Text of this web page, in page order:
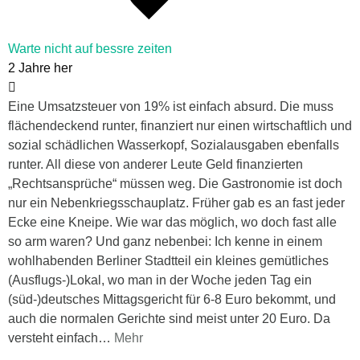
Warte nicht auf bessre zeiten
2 Jahre her
Eine Umsatzsteuer von 19% ist einfach absurd. Die muss
flächendeckend runter, finanziert nur einen wirtschaftlich und
sozial schädlichen Wasserkopf, Sozialausgaben ebenfalls
runter. All diese von anderer Leute Geld finanzierten
„Rechtsansprüche“ müssen weg. Die Gastronomie ist doch
nur ein Nebenkriegsschauplatz. Früher gab es an fast jeder
Ecke eine Kneipe. Wie war das möglich, wo doch fast alle
so arm waren? Und ganz nebenbei: Ich kenne in einem
wohlhabenden Berliner Stadtteil ein kleines gemütliches
(Ausflugs-)Lokal, wo man in der Woche jeden Tag ein
(süd-)deutsches Mittagsgericht für 6-8 Euro bekommt, und
auch die normalen Gerichte sind meist unter 20 Euro. Da
versteht einfach… Mehr